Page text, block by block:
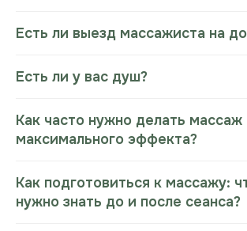
Есть ли выезд массажиста на
Есть ли у вас душ?
Как часто нужно делать массаж
максимального эффекта?
Как подготовиться к массажу:
нужно знать до и после сеанса?